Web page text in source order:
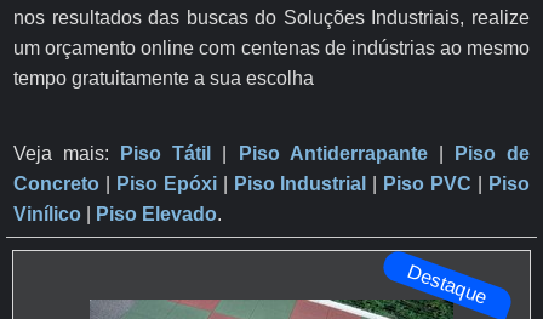
nos resultados das buscas do Soluções Industriais, realize
um orçamento online com centenas de indústrias ao mesmo
tempo gratuitamente a sua escolha
Veja mais: Piso Tátil Piso Antiderrapante​ |
Piso de
Concreto
Piso Epóxi| Piso Industrial Piso PVC
Piso
Vinílico
Piso Elevado.
Destaque